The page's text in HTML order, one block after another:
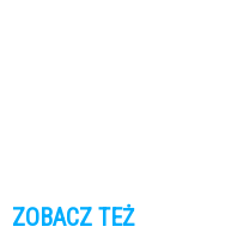
ZOBACZ TEŻ